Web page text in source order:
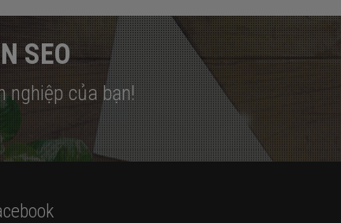
SEO
nghiệp của bạn!